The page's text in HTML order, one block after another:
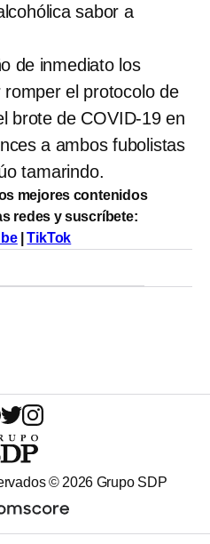
sabor a
de inmediato los
el protocolo de
brote de COVID-19 en
a ambos fubolistas
tamarindo.
mejores contenidos
redes y suscríbete:
|TikTok
© 2026 Grupo SDP